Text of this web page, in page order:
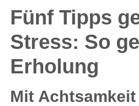
Fünf Tipps
Stress: So
Erholung
Mit